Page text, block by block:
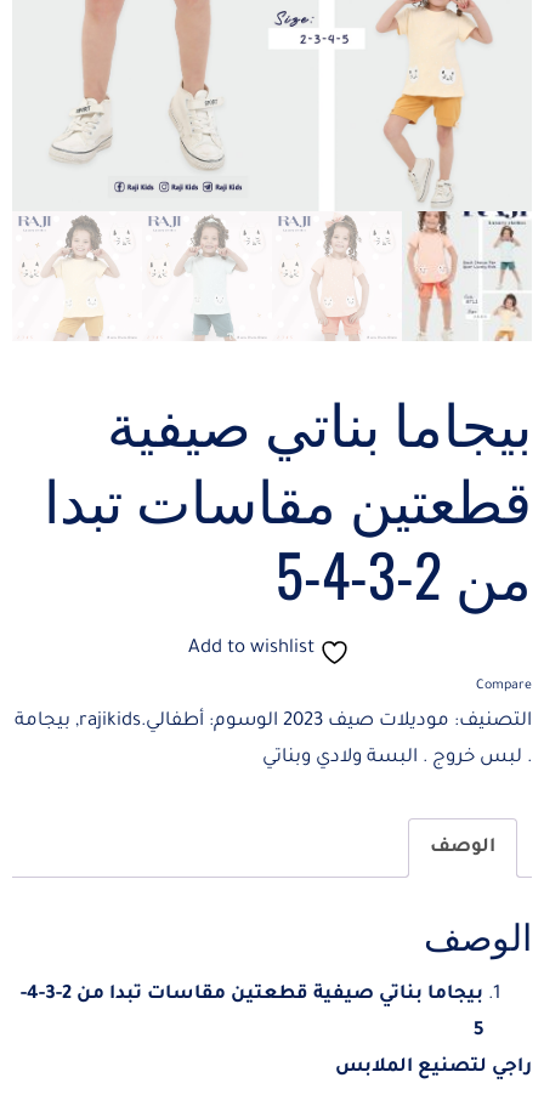
بيجاما بناتي صيفية
قطعتين مقاسات تبدا
من 2-3-4-5
Add to wishlist
Compare
التصنيف: موديلات صيف 2023 الوسوم: أطفالي.rajikids , بيجامة
. لبس خروج . البسة ولادي وبناتي
الوصف
الوصف
بيجاما بناتي صيفية قطعتين مقاسات تبدا من 2-3-4-
5
راجي لتصنيع الملابس